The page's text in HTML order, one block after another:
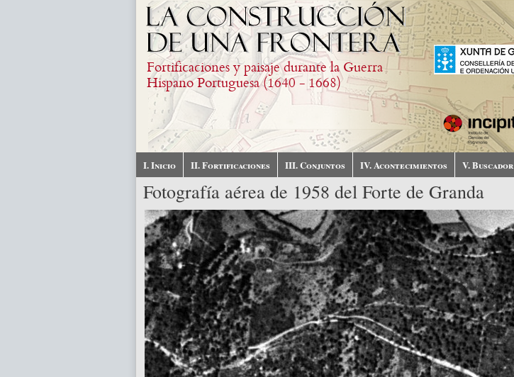
Fortificaciones y paisaje durante la Guerra
Hispano Portuguesa (1640 - 1668)
I. Inicio II. Fortificaciones III. Conjuntos IV. Acontecimientos V. Buscador
Fotografía aérea de 1958 del Forte de Granda